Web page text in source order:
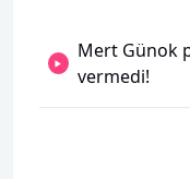
Mert Günok
vermedi!